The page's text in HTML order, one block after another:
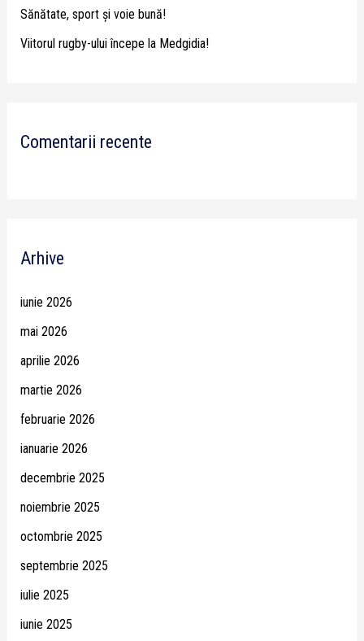
Sănătate, sport și voie bună!
Viitorul rugby-ului începe la Medgidia!
Comentarii recente
Arhive
iunie 2026
mai 2026
aprilie 2026
martie 2026
februarie 2026
ianuarie 2026
decembrie 2025
noiembrie 2025
octombrie 2025
septembrie 2025
iulie 2025
iunie 2025